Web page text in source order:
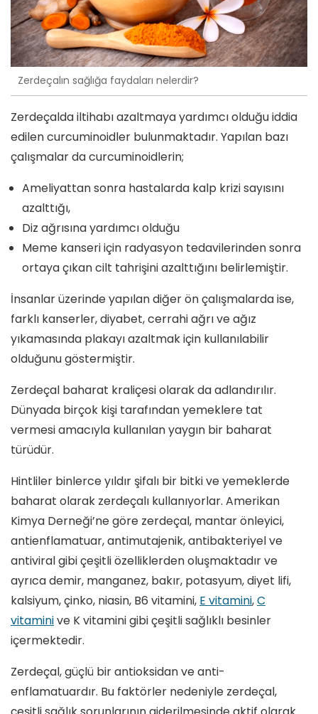
Zerdeçalın sağlığa faydaları nelerdir?
Zerdeçalda iltihabı azaltmaya yardımcı olduğu iddia
edilen curcuminoidler bulunmaktadır. Yapılan bazı
çalışmalar da curcuminoidlerin;
Ameliyattan sonra hastalarda kalp krizi sayısını
azalttığı,
Diz ağrısına yardımcı olduğu
Meme kanseri için radyasyon tedavilerinden sonra
ortaya çıkan cilt tahrişini azalttığını belirlemiştir.
İnsanlar üzerinde yapılan diğer ön çalışmalarda ise,
farklı kanserler, diyabet, cerrahi ağrı ve ağız
yıkamasında plakayı azaltmak için kullanılabilir
olduğunu göstermiştir.
Zerdeçal baharat kraliçesi olarak da adlandırılır.
Dünyada birçok kişi tarafından yemeklere tat
vermesi amacıyla kullanılan yaygın bir baharat
türüdür.
Hintliler binlerce yıldır şifalı bir bitki ve yemeklerde
baharat olarak zerdeçalı kullanıyorlar. Amerikan
Kimya Derneği’ne göre zerdeçal, mantar önleyici,
antienflamatuar, antimutajenik, antibakteriyel ve
antiviral gibi çeşitli özelliklerden oluşmaktadır ve
ayrıca demir, manganez, bakır, potasyum, diyet lifi,
kalsiyum, çinko, niasin, B6 vitamini, E vitamini,C
vitaminive K vitamini gibi çeşitli sağlıklı besinler
içermektedir.
Zerdeçal, güçlü bir antioksidan ve anti-
enflamatuardır. Bu faktörler nedeniyle zerdeçal,